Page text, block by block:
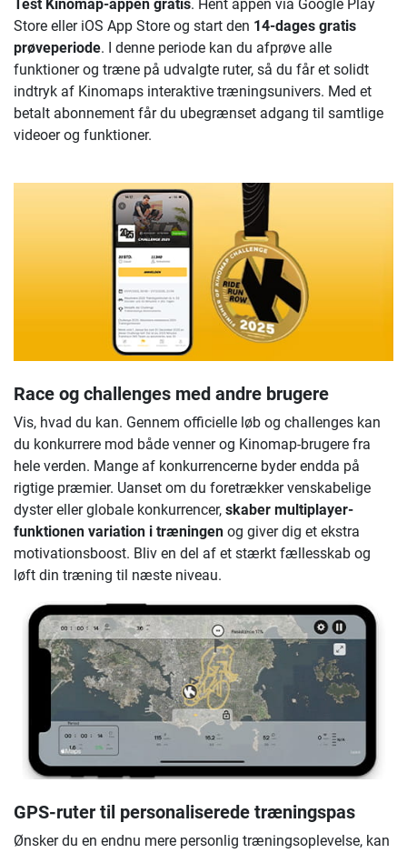
Test Kinomap-appen gratis. Hent appen via Google Play
Store eller iOS App Store og start den 14-dages gratis
prøveperiode. I denne periode kan du afprøve alle
funktioner og træne på udvalgte ruter, så du får et solidt
indtryk af Kinomaps interaktive træningsunivers. Med et
betalt abonnement får du ubegrænset adgang til samtlige
videoer og funktioner.
Race og challenges med andre brugere
Vis, hvad du kan. Gennem officielle løb og challenges kan
du konkurrere mod både venner og Kinomap-brugere fra
hele verden. Mange af konkurrencerne byder endda på
rigtige præmier. Uanset om du foretrækker venskabelige
dyster eller globale konkurrencer, skaber multiplayer-
funktionen variation i træningen og giver dig et ekstra
motivationsboost. Bliv en del af et stærkt fællesskab og
løft din træning til næste niveau.
GPS-ruter til personaliserede træningspas
Ønsker du en endnu mere personlig træningsoplevelse, kan